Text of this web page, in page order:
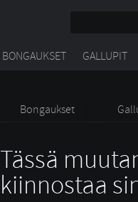
BONGAUKSET GALLUPIT
Bongaukset
Tässä
kiinnostaa